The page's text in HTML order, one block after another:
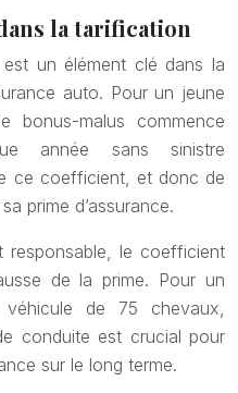
la tarification
un élément clé dans la
auto. Pour un jeune
bonus-malus commence
année sans sinistre
ce coefficient, et donc de
prime d’assurance.
responsable, le coefficient
de la prime. Pour un
de 75 chevaux,
conduite est crucial pour
sur le long terme.